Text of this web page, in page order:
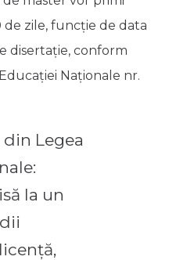
zile, funcție de data
disertație, conform
Naționale nr.
din Legea
la un